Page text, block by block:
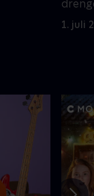
1. juli